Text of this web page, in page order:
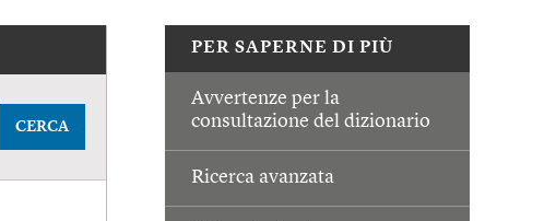
PER SAPERNE DI PIÙ
Avvertenze per la
consultazione del dizionario
Ricerca avanzata
CERCA